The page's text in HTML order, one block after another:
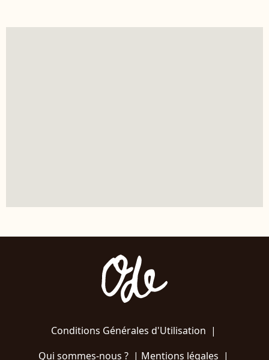
Conditions Générales d'Utilisation |
Qui sommes-nous ?| Mentions légales |